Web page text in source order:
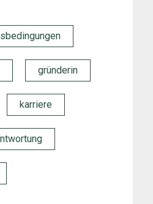
gründerin
karriere